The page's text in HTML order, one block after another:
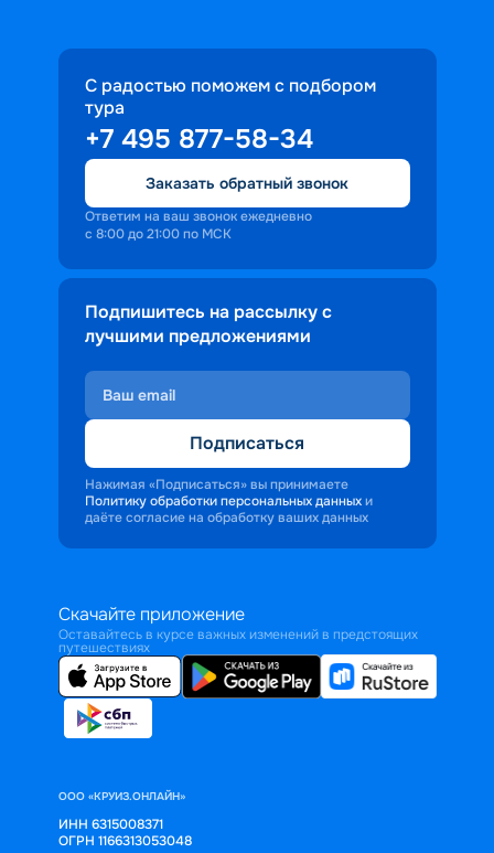
С радостью поможем с подбором
тура
+7 495 877-58-34
Заказать обратный звонок
Ответим на ваш звонок ежедневно
с 8:00 до 21:00 по МСК
Подпишитесь на рассылку с
лучшими предложениями
Подписаться
Нажимая «Подписаться» вы принимаете
Политику обработки персональных данных и
даёте согласие на обработку ваших данных
Скачайте приложение
Оставайтесь в курсе важных изменений в предстоящих
путешествиях
ООО «КРУИЗ.ОНЛАЙН»
ИНН 6315008371
ОГРН 1166313053048